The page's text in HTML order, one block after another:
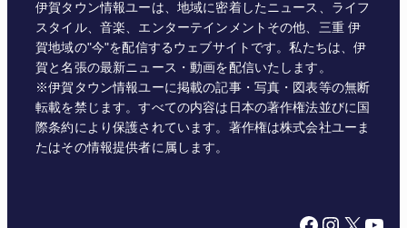
伊賀タウン情報ユーは、地域に密着したニュース、ライフ
スタイル、音楽、エンターテインメントその他、三重 伊
賀地域の"今"を配信するウェブサイトです。私たちは、伊
賀と名張の最新ニュース・動画を配信いたします。
※伊賀タウン情報ユーに掲載の記事・写真・図表等の無断
転載を禁じます。すべての内容は日本の著作権法並びに国
際条約により保護されています。著作権は株式会社ユーま
たはその情報提供者に属します。